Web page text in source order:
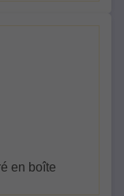
en boîte